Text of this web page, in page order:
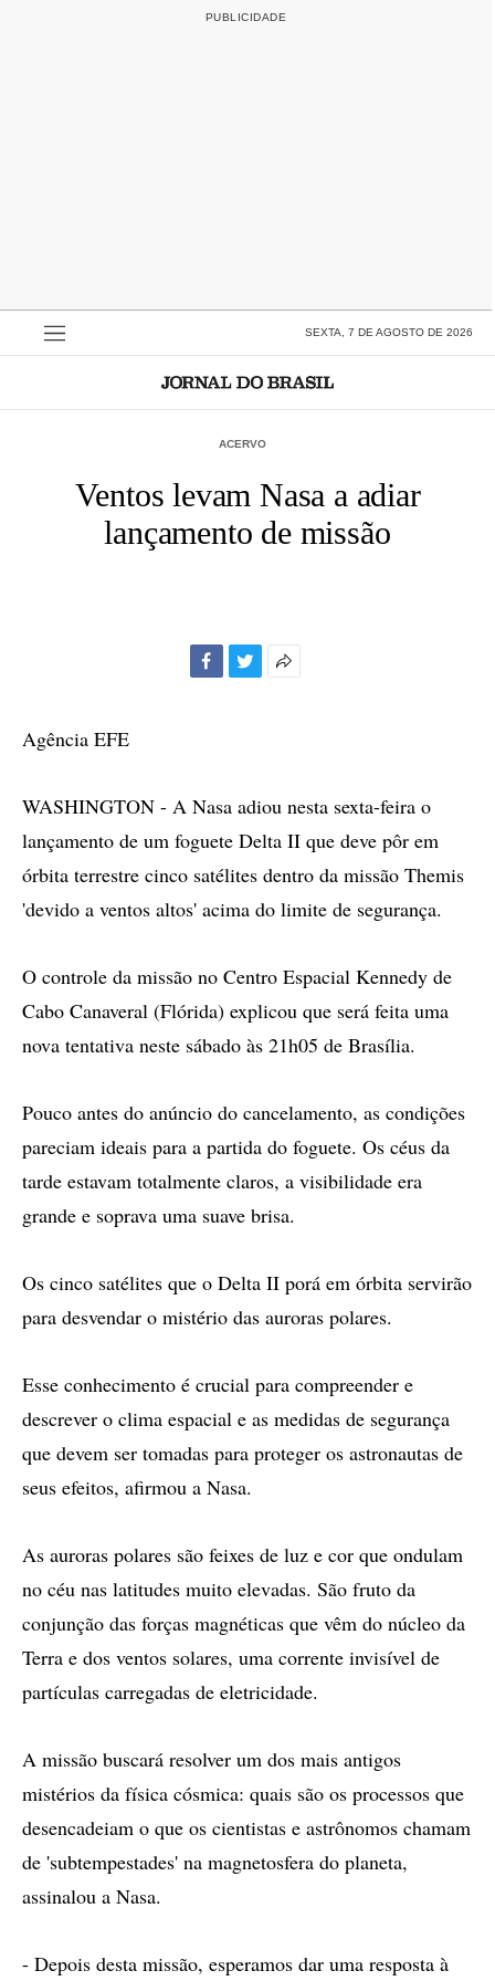
SEXTA, 7 DE AGOSTO DE 2026
ACERVO
Ventos levam Nasa a adiar
lançamento de missão
Agência EFE
WASHINGTON - A Nasa adiou nesta sexta-feira o
lançamento de um foguete Delta II que deve pôr em
órbita terrestre cinco satélites dentro da missão Themis
'devido a ventos altos' acima do limite de segurança.
O controle da missão no Centro Espacial Kennedy de
Cabo Canaveral (Flórida) explicou que será feita uma
nova tentativa neste sábado às 21h05 de Brasília.
Pouco antes do anúncio do cancelamento, as condições
pareciam ideais para a partida do foguete. Os céus da
tarde estavam totalmente claros, a visibilidade era
grande e soprava uma suave brisa.
Os cinco satélites que o Delta II porá em órbita servirão
para desvendar o mistério das auroras polares.
Esse conhecimento é crucial para compreender e
descrever o clima espacial e as medidas de segurança
que devem ser tomadas para proteger os astronautas de
seus efeitos, afirmou a Nasa.
As auroras polares são feixes de luz e cor que ondulam
no céu nas latitudes muito elevadas. São fruto da
conjunção das forças magnéticas que vêm do núcleo da
Terra e dos ventos solares, uma corrente invisível de
partículas carregadas de eletricidade.
A missão buscará resolver um dos mais antigos
mistérios da física cósmica: quais são os processos que
desencadeiam o que os cientistas e astrônomos chamam
de 'subtempestades' na magnetosfera do planeta,
assinalou a Nasa.
- Depois desta missão, esperamos dar uma resposta à